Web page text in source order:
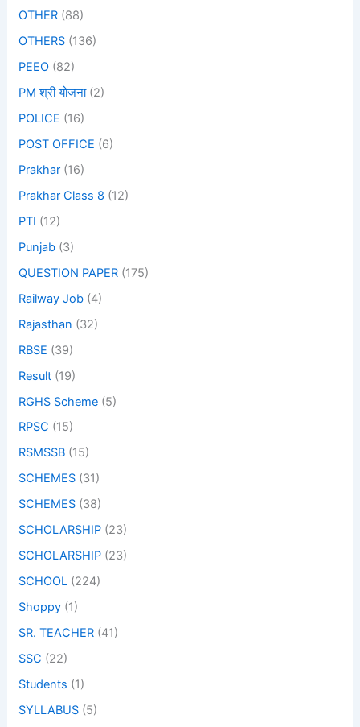
OTHER (88)
OTHERS (136)
PEEO (82)
PM श्री योजना(2)
POLICE (16)
POST OFFICE (6)
Prakhar (16)
Prakhar Class 8 (12)
PTI (12)
Punjab (3)
QUESTION PAPER (175)
Railway Job (4)
Rajasthan (32)
RBSE (39)
Result (19)
RGHS Scheme (5)
RPSC (15)
RSMSSB (15)
SCHEMES (31)
SCHEMES (38)
SCHOLARSHIP (23)
SCHOLARSHIP (23)
SCHOOL (224)
Shoppy (1)
SR. TEACHER (41)
SSC (22)
Students (1)
SYLLABUS (5)